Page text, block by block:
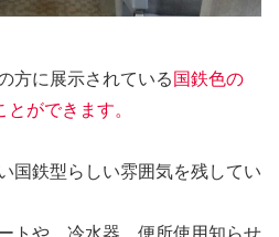
方に展示されている 国鉄色の
ができます。
国鉄型らしい雰囲気を残してい
トや、冷水器、便所使用知らせ